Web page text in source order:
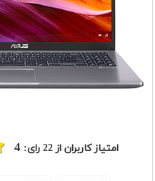
امتیاز کاربران از22 رای: 4